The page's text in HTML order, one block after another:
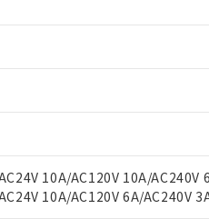
10A/AC120V 10A/AC240V
10A/AC120V 6A/AC240V
みいただき、同意のうえご利用
状況および標準価格はお客様の
にご相談ください。
御機器販売店や当社販売拠点は「
質）：
以下、ポリ臭化ビフェニル類
業用監視および制御機器に対する適用除外
４物質については閾値を超える意図的な
材料含有率が中国RoHSの基準
す。当社販売部門へお問い合わ
水銀) : 1000ppm、 Cd(カドミウム) :
ル) : 1000ppm、 DIBP(フタル酸ジイソブ
用期限
または国外への提供する場合は
使用いたしません。
社製品を第三者に販売する場合
、販売先および販売に係わる関
には満たないが在庫あり